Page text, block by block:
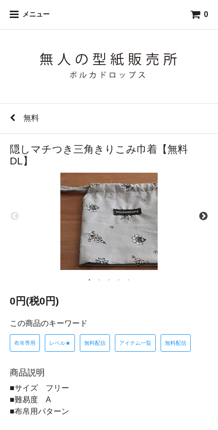
メニュー 0
無料
隠しマチつき三角きりこみ巾着【無料
DL】
0円(税0円)
この商品のキーワード
布帛専用 レベル★ 無料配信 アイテム一覧 無料配信
商品説明
■サイズ フリー
■難易度 A
■布帛用パターン